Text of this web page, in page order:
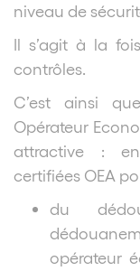
niveau de
Il s’agit à la
contrôles.
C’est ainsi
Opérateur
attractive :
certifiées OEA
du
opérateur